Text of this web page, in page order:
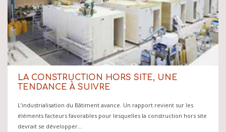
LA CONSTRUCTION HORS SITE, UNE
TENDANCE À SUIVRE
L’industrialisation du Bâtiment avance. Un rapport revient sur les
éléments facteurs favorables pour lesquelles la construction hors site
devrait se développer…